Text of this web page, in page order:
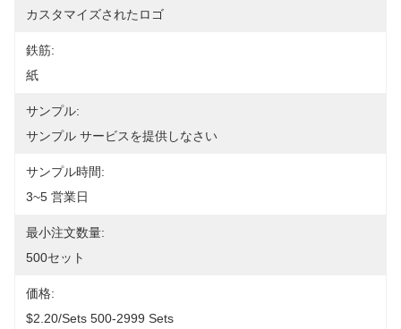
カスタマイズされたロゴ
鉄筋:
紙
サンプル:
サンプル サービスを提供しなさい
サンプル時間:
3~5 営業日
最小注文数量:
500セット
価格:
$2.20/sets 500-2999 Sets